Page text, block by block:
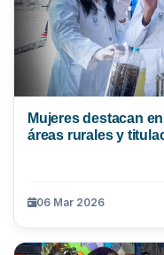
Mujeres destacan
áreas rurales y
06 Mar 2026